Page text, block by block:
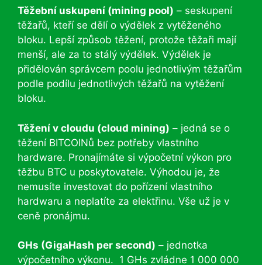
Těžební uskupení (mining pool) – seskupení
těžařů, kteří se dělí o výdělek z vytěženého
bloku. Lepší způsob těžení, protože těžaři mají
menší, ale za to stálý výdělek. Výdělek je
přidělován správcem poolu jednotlivým těžařům
podle podílu jednotlivých těžařů na vytěžení
bloku.
Těžení v cloudu (cloud mining) – jedná se o
těžení BITCOINů bez potřeby vlastního
hardware. Pronajímáte si výpočetní výkon pro
těžbu BTC u poskytovatele. Výhodou je, že
nemusíte investovat do pořízení vlastního
hardwaru a neplatíte za elektřinu. Vše už je v
ceně pronájmu.
GHs (GigaHash per second) – jednotka
výpočetního výkonu. 1 GHs zvládne 1 000 000